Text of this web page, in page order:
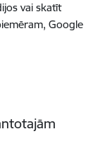
vai skatīt
Google